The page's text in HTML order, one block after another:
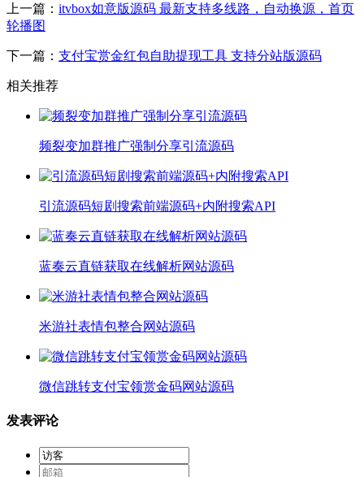
上一篇： itvbox如意版源码 最新支持多线路，自动换源，首页
轮播图
下一篇： 支付宝赏金红包自助提现工具 支持分站版源码
相关推荐
频裂变加群推广强制分享引流源码
引流源码短剧搜索前端源码+内附搜索API
蓝奏云直链获取在线解析网站源码
米游社表情包整合网站源码
微信跳转支付宝领赏金码网站源码
发表评论